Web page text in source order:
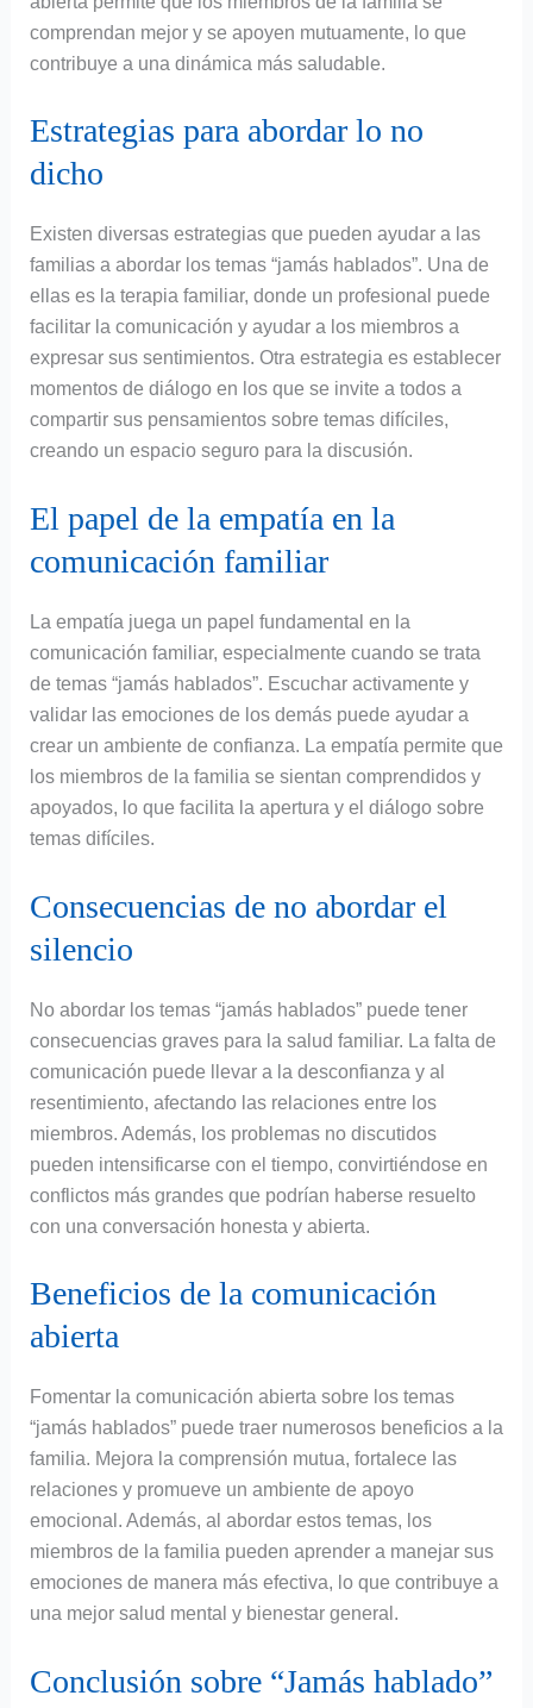
comprendan mejor y se apoyen mutuamente, lo que
contribuye a una dinámica más saludable.
Estrategias para abordar lo no
dicho
Existen diversas estrategias que pueden ayudar a las
familias a abordar los temas “jamás hablados”. Una de
ellas es la terapia familiar, donde un profesional puede
facilitar la comunicación y ayudar a los miembros a
expresar sus sentimientos. Otra estrategia es establecer
momentos de diálogo en los que se invite a todos a
compartir sus pensamientos sobre temas difíciles,
creando un espacio seguro para la discusión.
El papel de la empatía en la
comunicación familiar
La empatía juega un papel fundamental en la
comunicación familiar, especialmente cuando se trata
de temas “jamás hablados”. Escuchar activamente y
validar las emociones de los demás puede ayudar a
crear un ambiente de confianza. La empatía permite que
los miembros de la familia se sientan comprendidos y
apoyados, lo que facilita la apertura y el diálogo sobre
temas difíciles.
Consecuencias de no abordar el
silencio
No abordar los temas “jamás hablados” puede tener
consecuencias graves para la salud familiar. La falta de
comunicación puede llevar a la desconfianza y al
resentimiento, afectando las relaciones entre los
miembros. Además, los problemas no discutidos
pueden intensificarse con el tiempo, convirtiéndose en
conflictos más grandes que podrían haberse resuelto
con una conversación honesta y abierta.
Beneficios de la comunicación
abierta
Fomentar la comunicación abierta sobre los temas
“jamás hablados” puede traer numerosos beneficios a la
familia. Mejora la comprensión mutua, fortalece las
relaciones y promueve un ambiente de apoyo
emocional. Además, al abordar estos temas, los
miembros de la familia pueden aprender a manejar sus
emociones de manera más efectiva, lo que contribuye a
una mejor salud mental y bienestar general.
Conclusión sobre “Jamás hablado”